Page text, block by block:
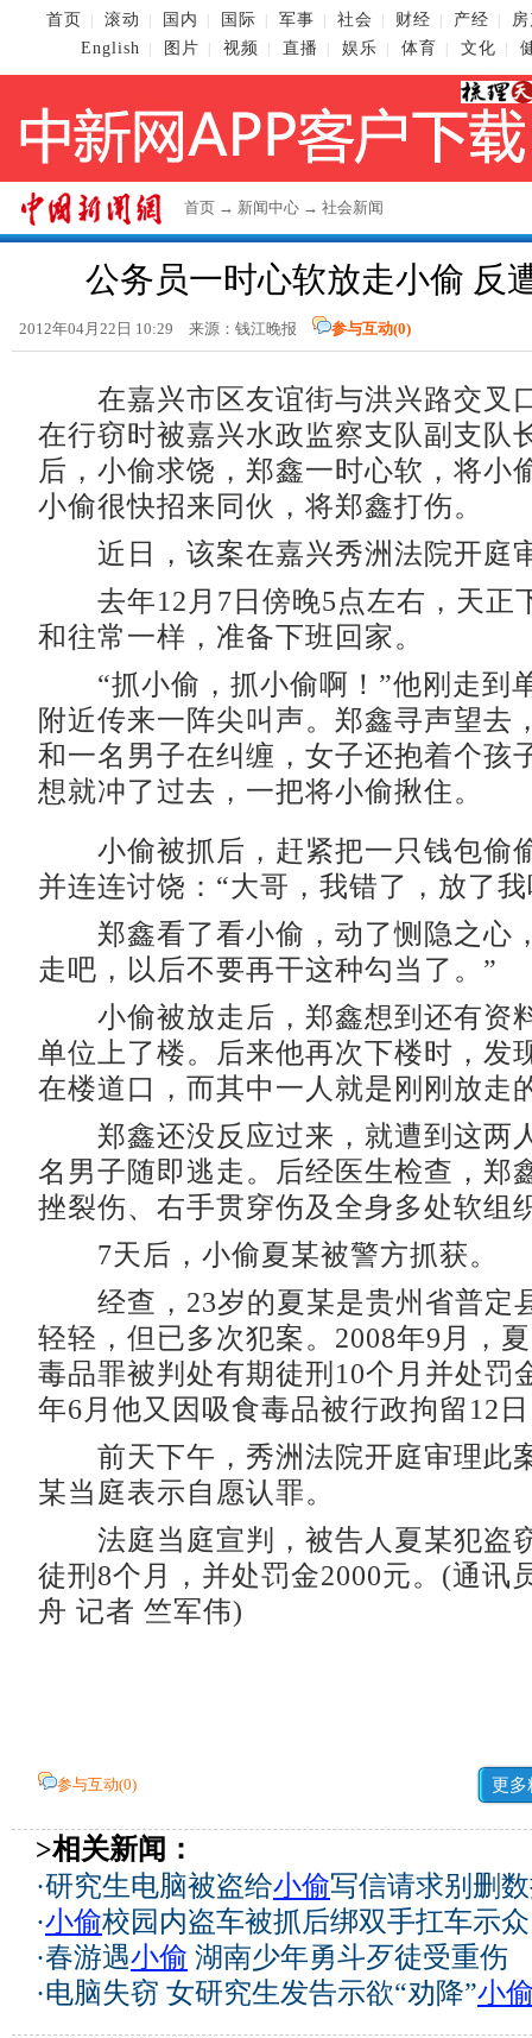
首页 滚动 国内 国际 军事 社会 财经 产经
English
图片 视频 直播 娱乐 体育 文化
首页 → 新闻中心 → 社会新闻
公务员一时心软放走小偷 反
2012年04月22日 10:29 来源：钱江晚报 参与互动(0)
在嘉兴市区友谊街与洪兴路交叉
在行窃时被嘉兴水政监察支队副支队
后，小偷求饶，郑鑫一时心软，将小
小偷很快招来同伙，将郑鑫打伤。
近日，该案在嘉兴秀洲法院开庭
去年12月7日傍晚5点左右，天正
和往常一样，准备下班回家。
“抓小偷，抓小偷啊！”他刚走到
附近传来一阵尖叫声。郑鑫寻声望去
和一名男子在纠缠，女子还抱着个孩
想就冲了过去，一把将小偷揪住。
小偷被抓后，赶紧把一只钱包偷
并连连讨饶：“大哥，我错了，放了
郑鑫看了看小偷，动了恻隐之心
走吧，以后不要再干这种勾当了。”
小偷被放走后，郑鑫想到还有资
单位上了楼。后来他再次下楼时，发
在楼道口，而其中一人就是刚刚放走
郑鑫还没反应过来，就遭到这两
名男子随即逃走。后经医生检查，郑
挫裂伤、右手贯穿伤及全身多处软组
7天后，小偷夏某被警方抓获。
经查，23岁的夏某是贵州省普定
轻轻，但已多次犯案。2008年9月，
毒品罪被判处有期徒刑10个月并处罚
年6月他又因吸食毒品被行政拘留12
前天下午，秀洲法院开庭审理此
某当庭表示自愿认罪。
法庭当庭宣判，被告人夏某犯盗
徒刑8个月，并处罚金2000元。(通讯
舟 记者 竺军伟)
参与互动(0) 更多
>相关新闻：
·研究生电脑被盗给小偷写信请求别删
·小偷校园内盗车被抓后绑双手扛车示众
·春游遇小偷 湖南少年勇斗歹徒受重伤
·电脑失窃 女研究生发告示欲“劝降”小